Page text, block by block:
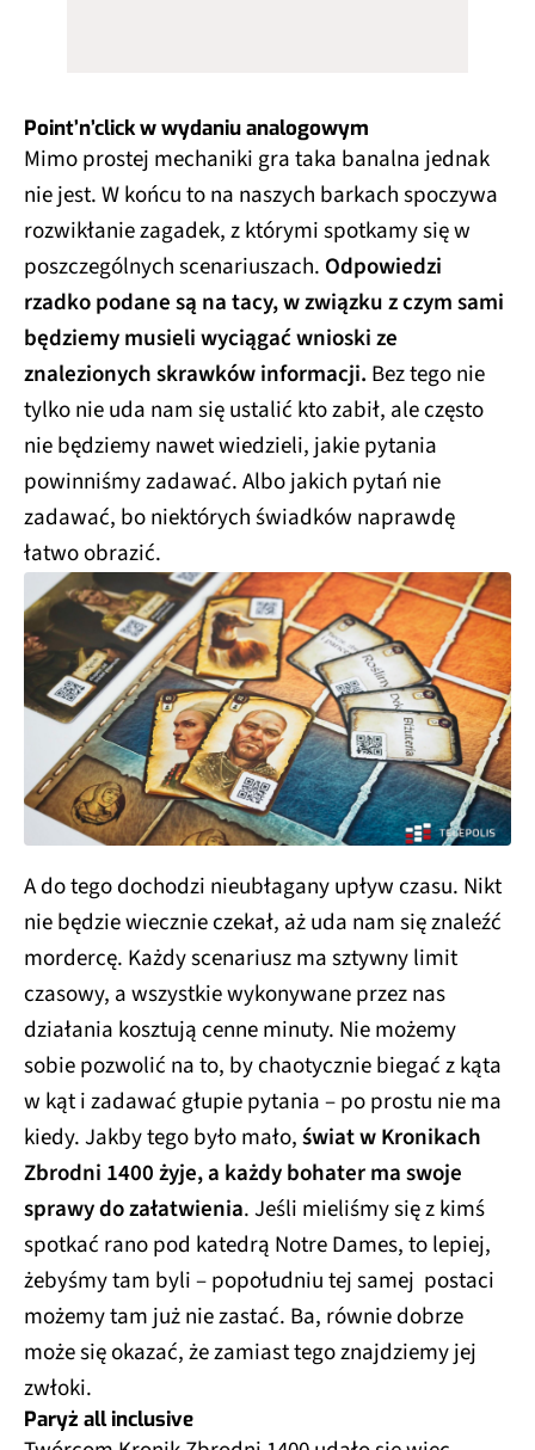
Point’n’click w wydaniu analogowym
Mimo prostej mechaniki gra taka banalna jednak
nie jest. W końcu to na naszych barkach spoczywa
rozwikłanie zagadek, z którymi spotkamy się w
poszczególnych scenariuszach. Odpowiedzi
rzadko podane są na tacy, w związku z czym sami
będziemy musieli wyciągać wnioski ze
znalezionych skrawków informacji. Bez tego nie
tylko nie uda nam się ustalić kto zabił, ale często
nie będziemy nawet wiedzieli, jakie pytania
powinniśmy zadawać. Albo jakich pytań nie
zadawać, bo niektórych świadków naprawdę
łatwo obrazić.
A do tego dochodzi nieubłagany upływ czasu. Nikt
nie będzie wiecznie czekał, aż uda nam się znaleźć
mordercę. Każdy scenariusz ma sztywny limit
czasowy, a wszystkie wykonywane przez nas
działania kosztują cenne minuty. Nie możemy
sobie pozwolić na to, by chaotycznie biegać z kąta
w kąt i zadawać głupie pytania – po prostu nie ma
kiedy. Jakby tego było mało,świat w Kronikach
Zbrodni 1400 żyje, a każdy bohater ma swoje
sprawy do załatwienia. Jeśli mieliśmy się z kimś
spotkać rano pod katedrą Notre Dames, to lepiej,
żebyśmy tam byli – popołudniu tej samej postaci
możemy tam już nie zastać. Ba, równie dobrze
może się okazać, że zamiast tego znajdziemy jej
zwłoki.
Paryż all inclusive